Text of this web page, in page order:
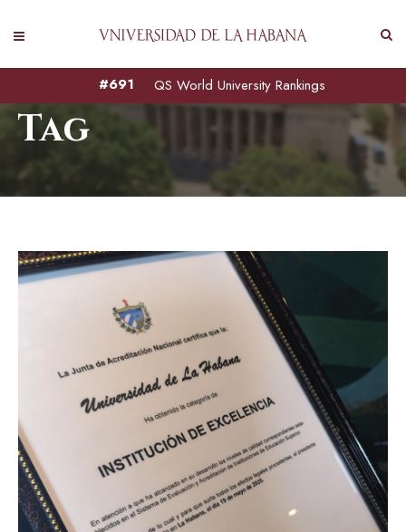
QS World University Rankings
#691
Institución de Excelencia
Tag